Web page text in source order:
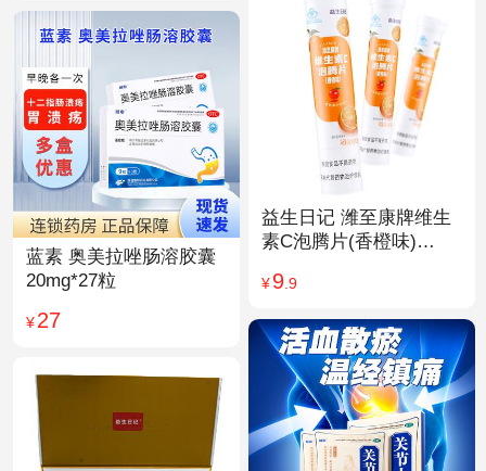
益生日记 潍至康牌维生
素C泡腾片(香橙味)
¥9.9
蓝素 奥美拉唑肠溶胶囊
20mg*27粒
¥27